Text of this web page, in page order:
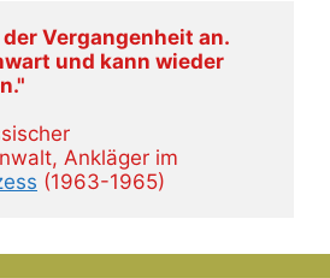
Vergangenheit an.
und kann wieder
(1963-1965)